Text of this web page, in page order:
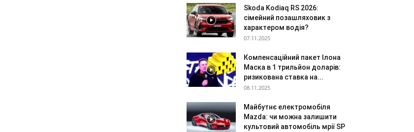
Skoda Kodiaq RS 2026:
сімейний позашляховик з
характером водія?
07.11.2025
Компенсаційний пакет Ілона
Маска в 1 трильйон доларів:
ризикована ставка на...
08.11.2025
Майбутнє електромобіля
Mazda: чи можна залишити
культовий автомобіль мрії SP